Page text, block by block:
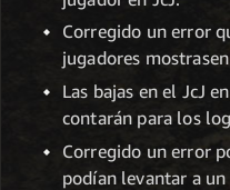
Corregido un error
jugadores
Las bajas en el JcJ
contarán para los
Corregido un error
podían levantar a